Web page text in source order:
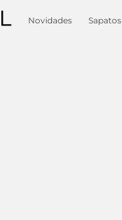
Novidades Sapatos